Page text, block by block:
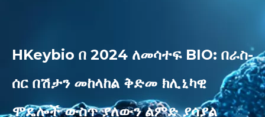
HKeybio በ 2024 ለመሳተፍ BIO: በራስ-
ሰር በሽታን መከላከል ቅድመ ክሊኒካዊ
ሞዴሎች ውስጥ ያለውን ልምድ ያሳያል